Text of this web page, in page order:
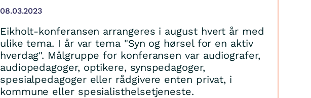
08.03.2023
Eikholt-konferansen arrangeres i august hvert år med
ulike tema. I år var tema "Syn og hørsel for en aktiv
hverdag". Målgruppe for konferansen var audiografer,
audiopedagoger, optikere, synspedagoger,
spesialpedagoger eller rådgivere enten privat, i
kommune eller spesialisthelsetjeneste.